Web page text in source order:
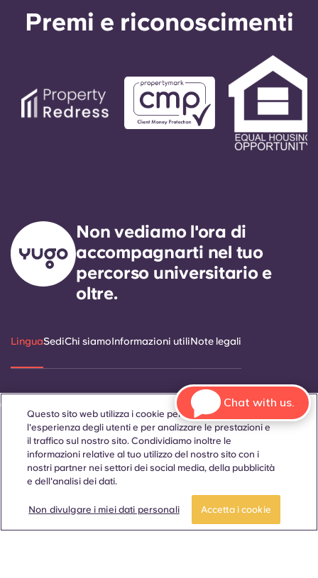
Prenota ora
Premi e riconoscimenti
Non vediamo l'ora di
accompagnarti nel tuo
percorso universitario e
oltre.
LinguaSediChi siamoInformazioni utiliNote legali
Català Deutsch Italian French Portuguese
Contattaci
Questo sito web utilizza i cookie per migliorare
l'esperienza degli utenti e per analizzare le prestazioni e
il traffico sul nostro sito. Condividiamo inoltre le
informazioni relative al tuo utilizzo del nostro sito con i
nostri partner nei settori dei social media, della pubblicità
e dell'analisi dei dati.
Non divulgare i miei dati personali Accetta i cookie
Chat with us.